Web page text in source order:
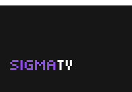
SIGMATV